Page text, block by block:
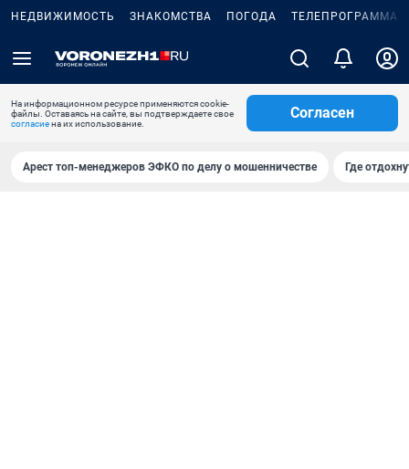
НЕДВИЖИМОСТЬ ЗНАКОМСТВА ПОГОДА ТЕЛЕПРОГРАММА
На информационном ресурсе применяются cookie-
файлы. Оставаясь на сайте, вы подтверждаете свое
согласиена их использование.
Согласен
Арест топ-менеджеров ЭФКО по делу о мошенничестве Где